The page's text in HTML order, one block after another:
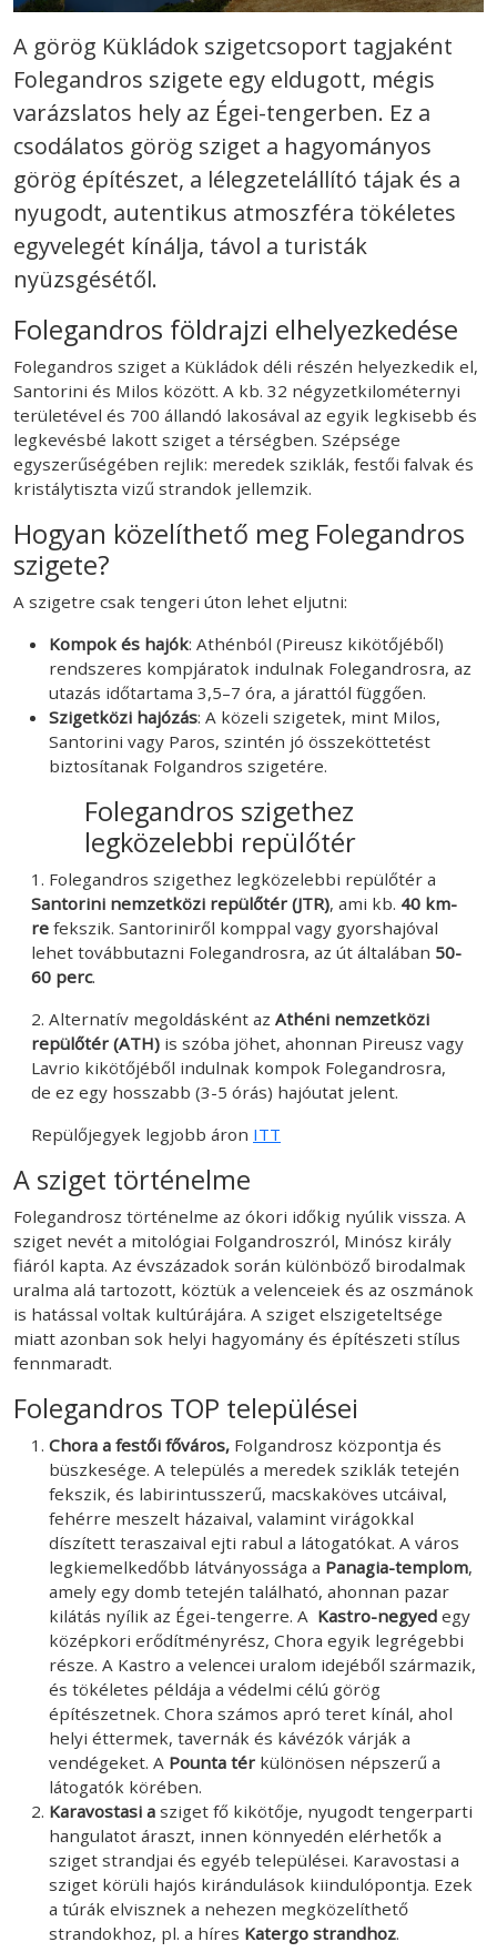
A görög Kükládok szigetcsoport tagjaként
Folegandros szigete egy eldugott, mégis
varázslatos hely az Égei-tengerben. Ez a
csodálatos görög sziget a hagyományos
görög építészet, a lélegzetelállító tájak és a
nyugodt, autentikus atmoszféra tökéletes
egyvelegét kínálja, távol a turisták
nyüzsgésétől.
Folegandros földrajzi elhelyezkedése
Folegandros sziget a Kükládok déli részén helyezkedik el,
Santorini és Milos között. A kb. 32 négyzetkilométernyi
területével és 700 állandó lakosával az egyik legkisebb és
legkevésbé lakott sziget a térségben. Szépsége
egyszerűségében rejlik: meredek sziklák, festői falvak és
kristálytiszta vizű strandok jellemzik.
Hogyan közelíthető meg Folegandros
szigete?
A szigetre csak tengeri úton lehet eljutni:
Kompok és hajók: Athénból (Pireusz kikötőjéből)
rendszeres kompjáratok indulnak Folegandrosra, az
utazás időtartama 3,5–7 óra, a járattól függően.
Szigetközi hajózás: A közeli szigetek, mint Milos,
Santorini vagy Paros, szintén jó összeköttetést
biztosítanak Folgandros szigetére.
Folegandros szigethez
legközelebbi repülőtér
1. Folegandros szigethez legközelebbi repülőtér a
Santorini nemzetközi repülőtér (JTR), ami kb. 40 km-
re fekszik. Santoriniről komppal vagy gyorshajóval
lehet továbbutazni Folegandrosra, az út általában 50-
60 perc.
2. Alternatív megoldásként az Athéni nemzetközi
repülőtér (ATH) is szóba jöhet, ahonnan Pireusz vagy
Lavrio kikötőjéből indulnak kompok Folegandrosra,
de ez egy hosszabb (3-5 órás) hajóutat jelent.
Repülőjegyek legjobb áron ITT
A sziget történelme
Folegandrosz történelme az ókori időkig nyúlik vissza. A
sziget nevét a mitológiai Folgandroszról, Minósz király
fiáról kapta. Az évszázadok során különböző birodalmak
uralma alá tartozott, köztük a velenceiek és az oszmánok
is hatással voltak kultúrájára. A sziget elszigeteltsége
miatt azonban sok helyi hagyomány és építészeti stílus
fennmaradt.
Folegandros TOP települései
Chora a festői főváros, Folgandrosz központja és
büszkesége. A település a meredek sziklák tetején
fekszik, és labirintusszerű, macskaköves utcáival,
fehérre meszelt házaival, valamint virágokkal
díszített teraszaival ejti rabul a látogatókat. A város
legkiemelkedőbb látványossága a Panagia-templom,
amely egy domb tetején található, ahonnan pazar
kilátás nyílik az Égei-tengerre. A Kastro-negyed egy
középkori erődítményrész, Chora egyik legrégebbi
része. A Kastro a velencei uralom idejéből származik,
és tökéletes példája a védelmi célú görög
építészetnek. Chora számos apró teret kínál, ahol
helyi éttermek, tavernák és kávézók várják a
vendégeket. A Pounta tér különösen népszerű a
látogatók körében.
Karavostasi a sziget fő kikötője, nyugodt tengerparti
hangulatot áraszt, innen könnyedén elérhetők a
sziget strandjai és egyéb települései. Karavostasi a
sziget körüli hajós kirándulások kiindulópontja. Ezek
a túrák elvisznek a nehezen megközelíthető
strandokhoz, pl. a híres Katergo strandhoz.